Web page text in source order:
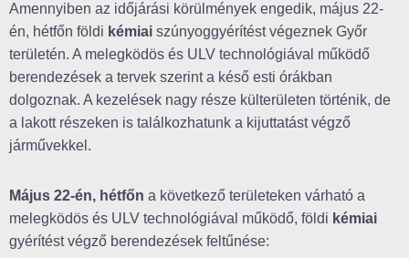
Amennyiben az időjárási körülmények engedik, május 22-
én, hétfőn földi kémiai szúnyoggyérítést végeznek Győr
területén. A melegködös és ULV technológiával működő
berendezések a tervek szerint a késő esti órákban
dolgoznak. A kezelések nagy része külterületen történik, de
a lakott részeken is találkozhatunk a kijuttatást végző
járművekkel.
Május 22-én, hétfőn a következő területeken várható a
melegködös és ULV technológiával működő, földi kémiai
gyérítést végző berendezések feltűnése: